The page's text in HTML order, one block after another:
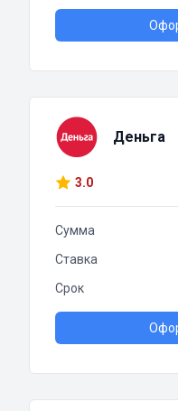
Деньга
3.0
Сумма
Ставка
Срок